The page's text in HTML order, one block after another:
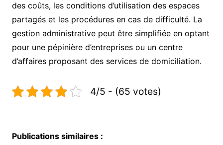
des coûts, les conditions d’utilisation des espaces
partagés et les procédures en cas de difficulté. La
gestion administrative peut être simplifiée en optant
pour une pépinière d’entreprises ou un centre
d’affaires proposant des services de domiciliation.
4/5 - (65 votes)
Publications similaires :